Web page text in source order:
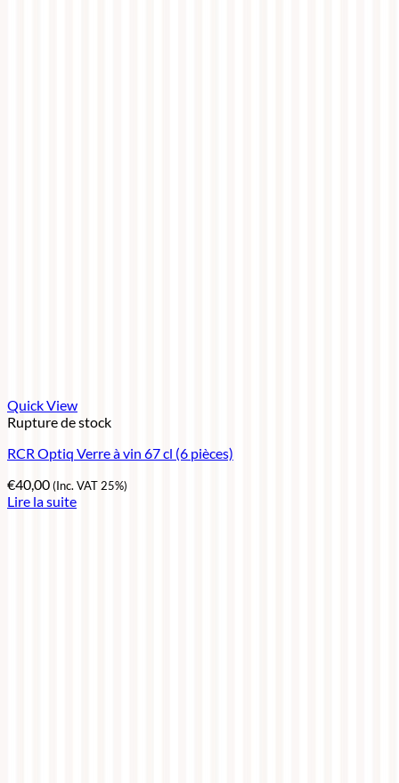
Quick View
Rupture de stock
RCR Optiq Verre à vin 67 cl (6 pièces)
€40,00(Inc. VAT 25%)
Lire la suite